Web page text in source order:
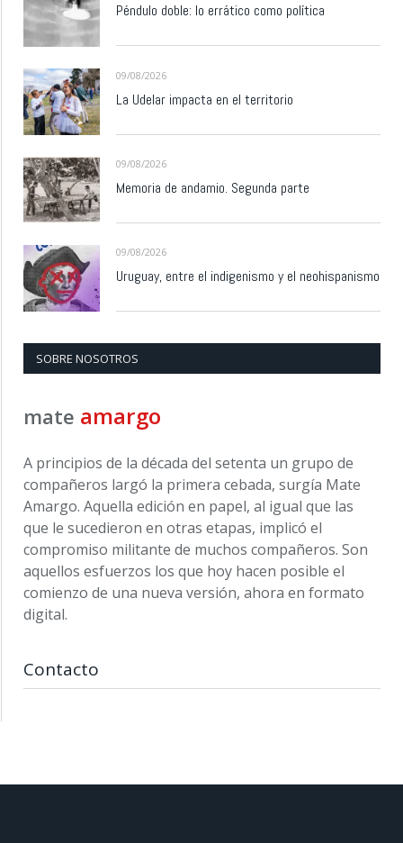
Péndulo doble: lo errático como política
09/08/2026
La Udelar impacta en el territorio
09/08/2026
Memoria de andamio. Segunda parte
09/08/2026
Uruguay, entre el indigenismo y el neohispanismo
SOBRE NOSOTROS
mate amargo
A principios de la década del setenta un grupo de
compañeros largó la primera cebada, surgía Mate
Amargo. Aquella edición en papel, al igual que las
que le sucedieron en otras etapas, implicó el
compromiso militante de muchos compañeros. Son
aquellos esfuerzos los que hoy hacen posible el
comienzo de una nueva versión, ahora en formato
digital.
Contacto